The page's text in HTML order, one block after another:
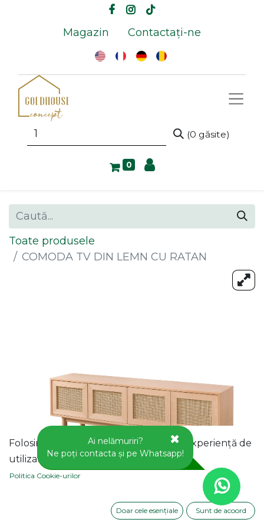
Magazin Contactați-ne
(0 găsite)
0
Toate produsele
COMODA TV DIN LEMN CU RATAN
Folosim cookie-uri pentru a vă oferi o experiență de
utilizator mai bună pe acest site web.
Politica Cookie-urilor
Doar cele esențiale Sunt de acoord
Ai nelămuriri?
Ne poți contacta și pe Whatsapp!